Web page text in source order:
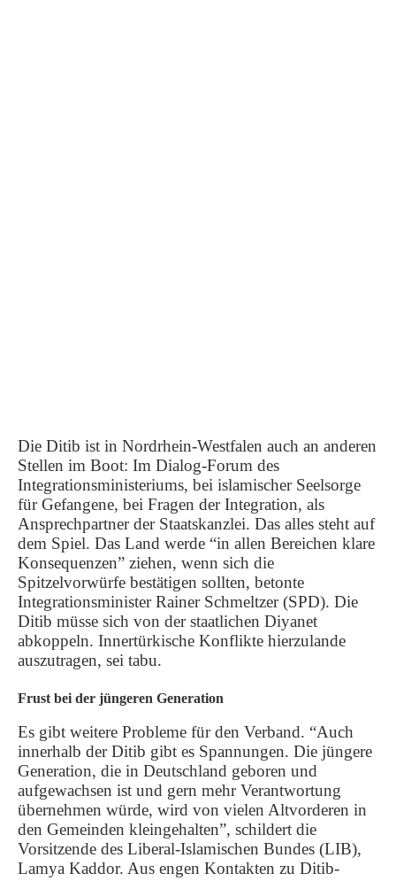
Die Ditib ist in Nordrhein-Westfalen auch an anderen
Stellen im Boot: Im Dialog-Forum des
Integrationsministeriums, bei islamischer Seelsorge
für Gefangene, bei Fragen der Integration, als
Ansprechpartner der Staatskanzlei. Das alles steht auf
dem Spiel. Das Land werde “in allen Bereichen klare
Konsequenzen” ziehen, wenn sich die
Spitzelvorwürfe bestätigen sollten, betonte
Integrationsminister Rainer Schmeltzer (SPD). Die
Ditib müsse sich von der staatlichen Diyanet
abkoppeln. Innertürkische Konflikte hierzulande
auszutragen, sei tabu.
Frust bei der jüngeren Generation
Es gibt weitere Probleme für den Verband. “Auch
innerhalb der Ditib gibt es Spannungen. Die jüngere
Generation, die in Deutschland geboren und
aufgewachsen ist und gern mehr Verantwortung
übernehmen würde, wird von vielen Altvorderen in
den Gemeinden kleingehalten”, schildert die
Vorsitzende des Liberal-Islamischen Bundes (LIB),
Lamya Kaddor. Aus engen Kontakten zu Ditib-